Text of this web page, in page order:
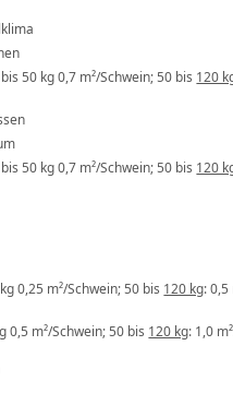
50 kg 0,7 m²/Schwein; 50 bis 120
50 kg 0,7 m²/Schwein; 50 bis 120
0,25 m²/Schwein; 50 bis 120 kg:
0,5 m²/Schwein; 50 bis 120 kg: 1,0